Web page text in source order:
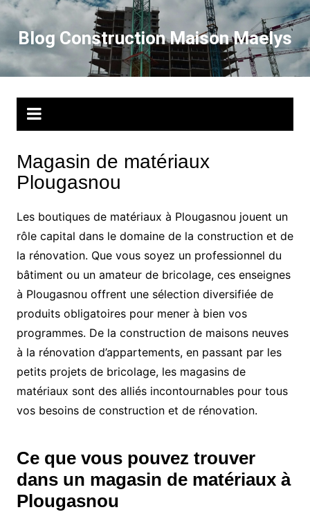
Aller
contenuBlog Construction Maison Maelys
Magasin de matériaux
Plougasnou
Les boutiques de matériaux à Plougasnou jouent un
rôle capital dans le domaine de la construction et de
la rénovation. Que vous soyez un professionnel du
bâtiment ou un amateur de bricolage, ces enseignes
à Plougasnou offrent une sélection diversifiée de
produits obligatoires pour mener à bien vos
programmes. De la construction de maisons neuves
à la rénovation d’appartements, en passant par les
petits projets de bricolage, les magasins de
matériaux sont des alliés incontournables pour tous
vos besoins de construction et de rénovation.
Ce que vous pouvez trouver
dans un magasin de matériaux à
Plougasnou